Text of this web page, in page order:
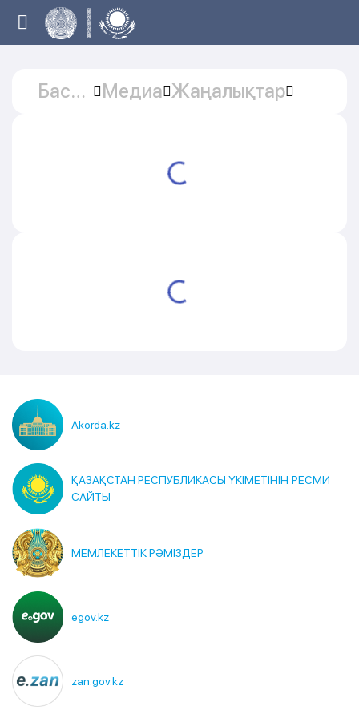
Басты
Медиа Жаңалықтар
Akorda.kz
ҚАЗАҚСТАН РЕСПУБЛИКАСЫ ҮКІМЕТІНІҢ РЕСМИ
САЙТЫ
МЕМЛЕКЕТТІК РӘМІЗДЕР
egov.kz
zan.gov.kz